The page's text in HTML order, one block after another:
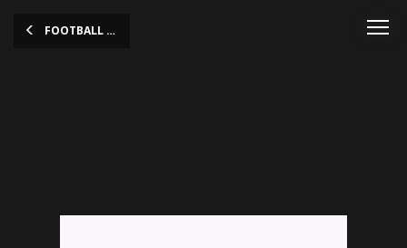
FOOTBALL HALLELUJAH!
Luxembourg edition 2016